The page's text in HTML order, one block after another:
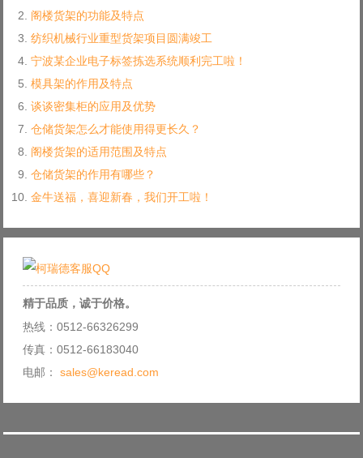
阁楼货架的功能及特点
纺织机械行业重型货架项目圆满竣工
宁波某企业电子标签拣选系统顺利完工啦！
模具架的作用及特点
谈谈密集柜的应用及优势
仓储货架怎么才能使用得更长久？
阁楼货架的适用范围及特点
仓储货架的作用有哪些？
金牛送福，喜迎新春，我们开工啦！
精于品质，诚于价格。
热线：0512-66326299
传真：0512-66183040
电邮： sales@keread.com